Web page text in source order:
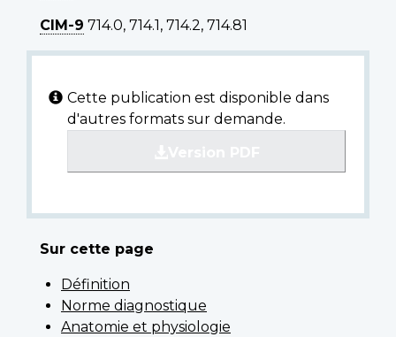
CIM-9 714.0, 714.1, 714.2, 714.81
Cette publication est disponible dans
d'autres formats sur demande.
Sur cette page
Définition
Norme diagnostique
Anatomie et physiologie